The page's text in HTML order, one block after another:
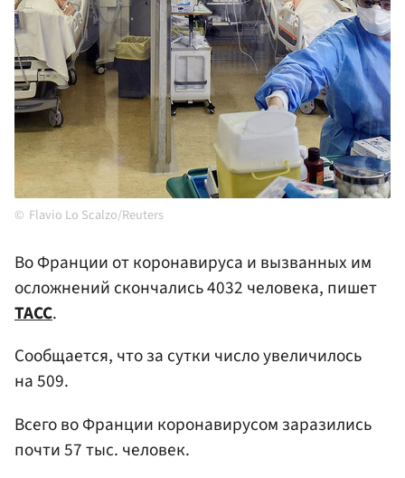
Flavio Lo Scalzo/Reuters
Во Франции от коронавируса и вызванных им
осложнений скончались 4032 человека, пишет
ТАСС.
Сообщается, что за сутки число увеличилось
на 509.
Всего во Франции коронавирусом заразились
почти 57 тыс. человек.